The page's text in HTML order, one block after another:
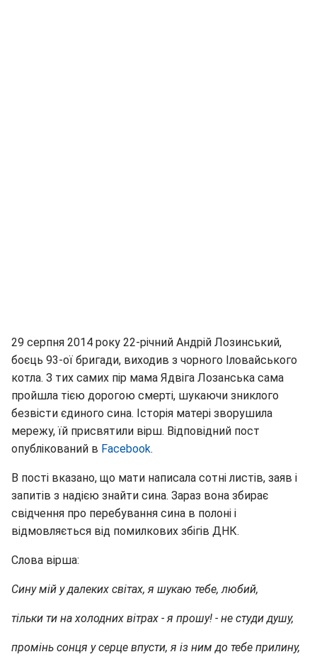
29 серпня 2014 року 22-річний Андрій Лозинський,
боєць 93-ої бригади, виходив з чорного Іловайського
котла. З тих самих пір мама Ядвіга Лозанська сама
пройшла тією дорогою смерті, шукаючи зниклого
безвісти єдиного сина. Історія матері зворушила
мережу, їй присвятили вірш. Відповідний пост
опублікований в Facebook.
В пості вказано, що мати написала сотні листів, заяв і
запитів з надією знайти сина. Зараз вона збирає
свідчення про перебування сина в полоні і
відмовляється від помилкових збігів ДНК.
Слова вірша:
Сину мій у далеких світах, я шукаю тебе, любий,
тільки ти на холодних вітрах - я прошу! - не студи душу,
промінь сонця у серце впусти, я із ним до тебе прилину,